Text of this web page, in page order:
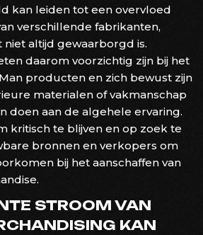
kan leiden tot een overvloed
verschillende fabrikanten,
niet altijd gewaarborgd is.
daarom voorzichtig zijn bij het
producten en zich bewust zijn
materialen of vakmanschap
doen aan de algehele ervaring.
kritisch te blijven en op zoek te
bronnen en verkopers om
bij het aanschaffen van
STROOM VAN
KAN